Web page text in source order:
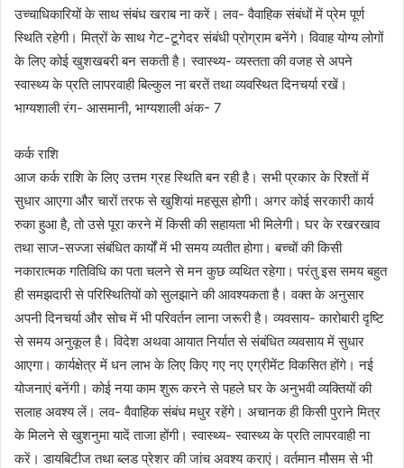
उच्चाधिकारियों के साथ संबंध खराब ना करें। लव- वैवाहिक संबंधों में प्रेम पूर्ण
स्थिति रहेगी। मित्रों के साथ गेट-टूगेदर संबंधी प्रोग्राम बनेंगे। विवाह योग्य लोगों
के लिए कोई खुशखबरी बन सकती है। स्वास्थ्य- व्यस्तता की वजह से अपने
स्वास्थ्य के प्रति लापरवाही बिल्कुल ना बरतें तथा व्यवस्थित दिनचर्या रखें।
भाग्यशाली रंग- आसमानी, भाग्यशाली अंक- 7
कर्क राशि
आज कर्क राशि के लिए उत्तम ग्रह स्थिति बन रही है। सभी प्रकार के रिश्तों में
सुधार आएगा और चारों तरफ से खुशियां महसूस होगी। अगर कोई सरकारी कार्य
रुका हुआ है, तो उसे पूरा करने में किसी की सहायता भी मिलेगी। घर के रखरखाव
तथा साज-सज्जा संबंधित कार्यों में भी समय व्यतीत होगा। बच्चों की किसी
नकारात्मक गतिविधि का पता चलने से मन कुछ व्यथित रहेगा। परंतु इस समय बहुत
ही समझदारी से परिस्थितियों को सुलझाने की आवश्यकता है। वक्त के अनुसार
अपनी दिनचर्या और सोच में भी परिवर्तन लाना जरूरी है। व्यवसाय- कारोबारी दृष्टि
से समय अनुकूल है। विदेश अथवा आयात निर्यात से संबंधित व्यवसाय में सुधार
आएगा। कार्यक्षेत्र में धन लाभ के लिए किए गए नए एग्रीमेंट विकसित होंगे। नई
योजनाएं बनेंगी। कोई नया काम शुरू करने से पहले घर के अनुभवी व्यक्तियों की
सलाह अवश्य लें। लव- वैवाहिक संबंध मधुर रहेंगे। अचानक ही किसी पुराने मित्र
के मिलने से खुशनुमा यादें ताजा होंगी। स्वास्थ्य- स्वास्थ्य के प्रति लापरवाही ना
करें। डायबिटीज तथा ब्लड प्रेशर की जांच अवश्य कराएं। वर्तमान मौसम से भी